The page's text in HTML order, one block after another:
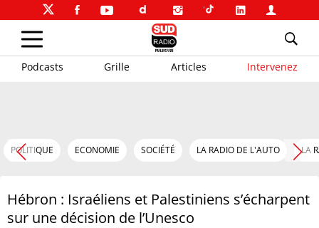
Podcasts Grille Articles Intervenez
POLITIQUE ECONOMIE SOCIÉTÉ LA RADIO DE L'AUTO LA
Hébron : Israéliens et Palestiniens s’écharpent
sur une décision de l’Unesco